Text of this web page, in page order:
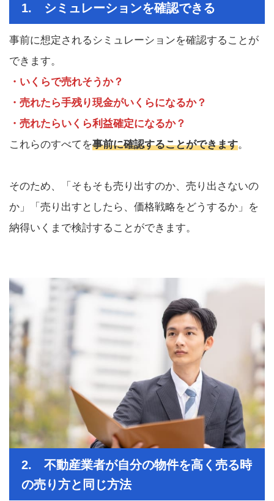
1. シミュレーションを確認できる
事前に想定されるシミュレーションを確認することが
できます。
・いくらで売れそうか？
・売れたら手残り現金がいくらになるか？
・売れたらいくら利益確定になるか？
これらのすべてを事前に確認することができます。
そのため、「そもそも売り出すのか、売り出さないの
か」「売り出すとしたら、価格戦略をどうするか」を
納得いくまで検討することができます。
2. 不動産業者が自分の物件を高く売る時
の売り方と同じ方法